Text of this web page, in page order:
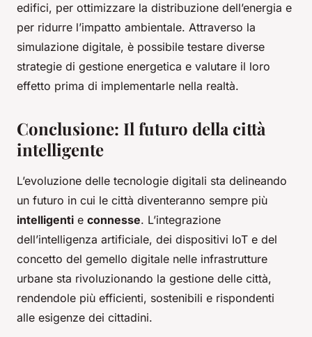
edifici, per ottimizzare la distribuzione dell’energia e
per ridurre l’impatto ambientale. Attraverso la
simulazione digitale, è possibile testare diverse
strategie di gestione energetica e valutare il loro
effetto prima di implementarle nella realtà.
Conclusione: Il futuro della città
intelligente
L’evoluzione delle tecnologie digitali sta delineando
un futuro in cui le città diventeranno sempre più
intelligenti e connesse. L’integrazione
dell’intelligenza artificiale, dei dispositivi IoT e del
concetto del gemello digitale nelle infrastrutture
urbane sta rivoluzionando la gestione delle città,
rendendole più efficienti, sostenibili e rispondenti
alle esigenze dei cittadini.